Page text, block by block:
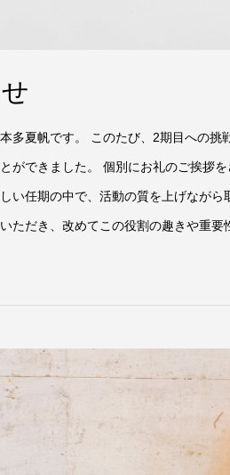
多夏帆です。 このたび、2期目への
ができました。 個別にお礼のご挨拶
い任期の中で、活動の質を上げなが
ただき、改めてこの役割の趣きや重